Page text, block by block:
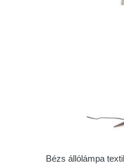
Bézs állólámpa